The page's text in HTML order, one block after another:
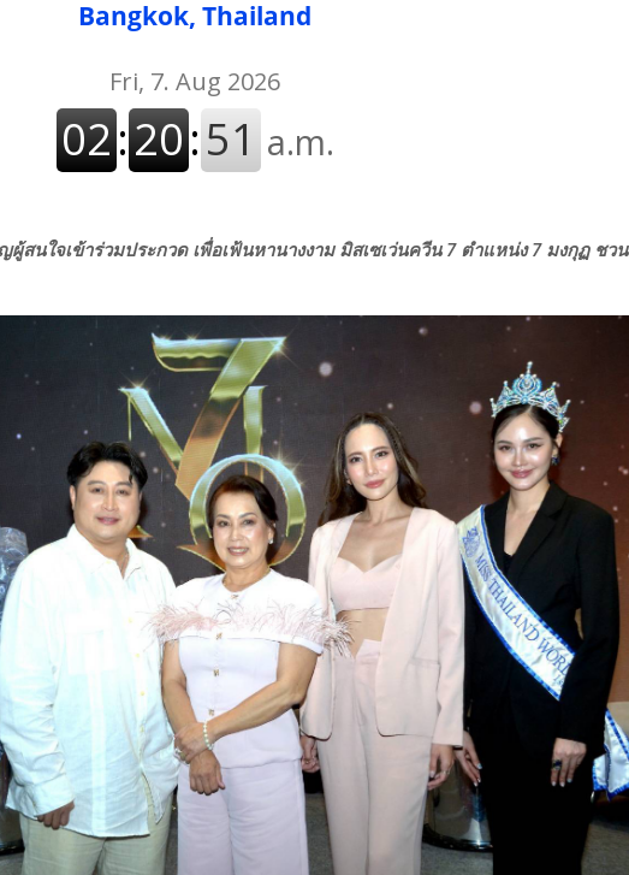
Bangkok, Thailand
ผู้สนใจเข้าร่วมประกวด เพื่อเฟ้นหานางงาม มิสเซเว่นควีน 7 ตำแหน่ง 7 มงกุฏ ชวน